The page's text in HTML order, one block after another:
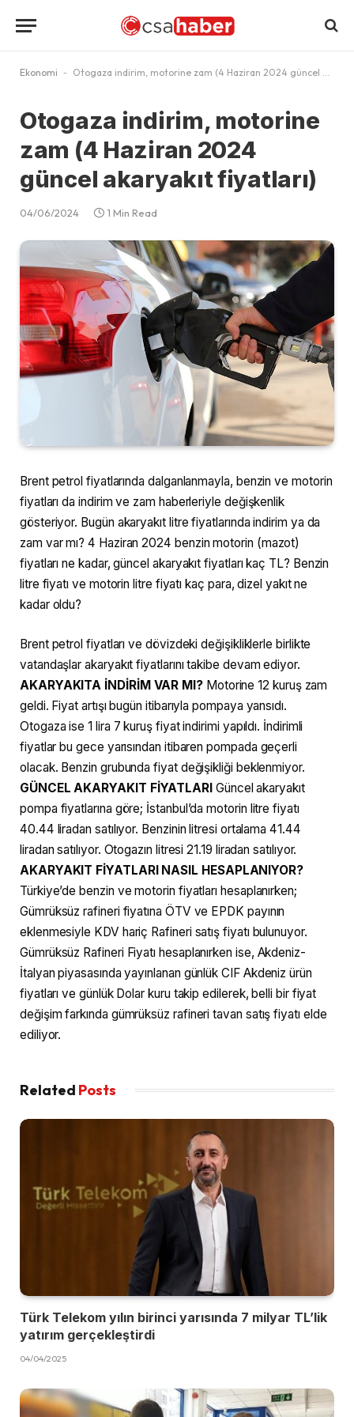
Ekonomi - Otogaza indirim, motorine zam (4 Haziran 2024 güncel akaryakıt fiyatları)
Otogaza indirim, motorine
zam (4 Haziran 2024
güncel akaryakıt fiyatları)
04/06/2024 1 Min Read
Brent petrol fiyatlarında dalganlanmayla, benzin ve motorin
fiyatları da indirim ve zam haberleriyle değişkenlik
gösteriyor. Bugün akaryakıt litre fiyatlarında indirim ya da
zam var mı? 4 Haziran 2024 benzin motorin (mazot)
fiyatları ne kadar, güncel akaryakıt fiyatları kaç TL? Benzin
litre fiyatı ve motorin litre fiyatı kaç para, dizel yakıt ne
kadar oldu?
Brent petrol fiyatları ve dövizdeki değişikliklerle birlikte
vatandaşlar akaryakıt fiyatlarını takibe devam ediyor.
AKARYAKITA İNDİRİM VAR MI? Motorine 12 kuruş zam
geldi. Fiyat artışı bugün itibarıyla pompaya yansıdı.
Otogaza ise 1 lira 7 kuruş fiyat indirimi yapıldı. İndirimli
fiyatlar bu gece yarısından itibaren pompada geçerli
olacak. Benzin grubunda fiyat değişikliği beklenmiyor.
GÜNCEL AKARYAKIT FİYATLARI Güncel akaryakıt
pompa fiyatlarına göre; İstanbul’da motorin litre fiyatı
40.44 liradan satılıyor. Benzinin litresi ortalama 41.44
liradan satılıyor. Otogazın litresi 21.19 liradan satılıyor.
AKARYAKIT FİYATLARI NASIL HESAPLANIYOR?
Türkiye’de benzin ve motorin fiyatları hesaplanırken;
Gümrüksüz rafineri fiyatına ÖTV ve EPDK payının
eklenmesiyle KDV hariç Rafineri satış fiyatı bulunuyor.
Gümrüksüz Rafineri Fiyatı hesaplanırken ise, Akdeniz-
İtalyan piyasasında yayınlanan günlük CIF Akdeniz ürün
fiyatları ve günlük Dolar kuru takip edilerek, belli bir fiyat
değişim farkında gümrüksüz rafineri tavan satış fiyatı elde
ediliyor.
Related Posts
Türk Telekom yılın birinci yarısında 7 milyar TL’lik
yatırım gerçekleştirdi
04/04/2025